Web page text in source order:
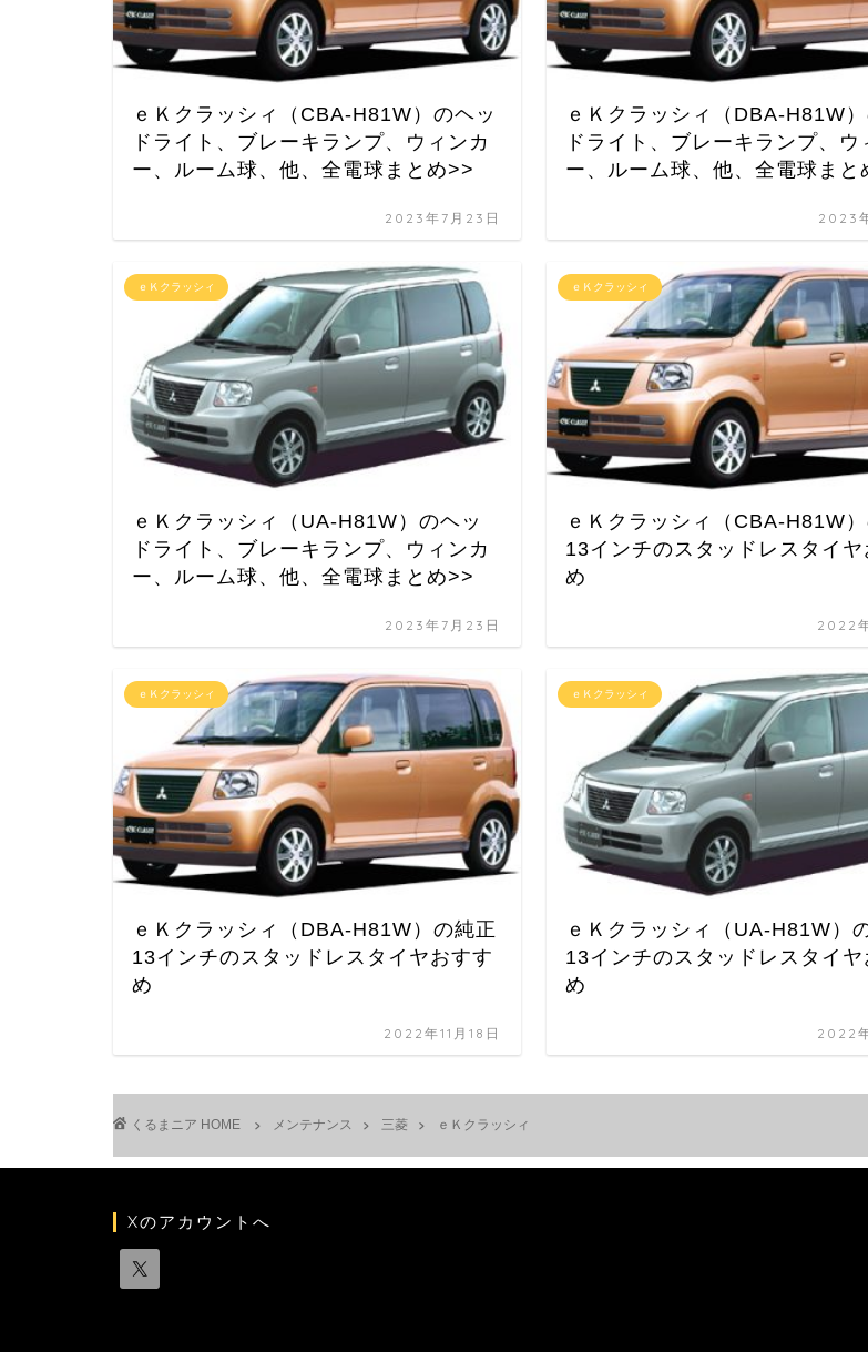
ｅＫクラッシィ（CBA-H81W）のヘッ
ドライト、ブレーキランプ、ウィンカ
ー、ルーム球、他、全電球まとめ>>
2023年7月23日
ｅＫクラッシィ（DBA-H81W
ドライト、ブレーキランプ、ウ
ー、ルーム球、他、全電球まと
2023
ｅＫクラッシィ
ｅＫクラッシィ（UA-H81W）のヘッ
ドライト、ブレーキランプ、ウィンカ
ー、ルーム球、他、全電球まとめ>>
2023年7月23日
ｅＫクラッシィ
ｅＫクラッシィ（CBA-H81W
13インチのスタッドレスタイヤ
め
2022
ｅＫクラッシィ
ｅＫクラッシィ（DBA-H81W）の純正
13インチのスタッドレスタイヤおすす
め
2022年11月18日
ｅＫクラッシィ
ｅＫクラッシィ（UA-H81W）
13インチのスタッドレスタイヤ
め
2022
HOME メンテナンス 三菱 ｅＫクラッシィ
Xのアカウントへ